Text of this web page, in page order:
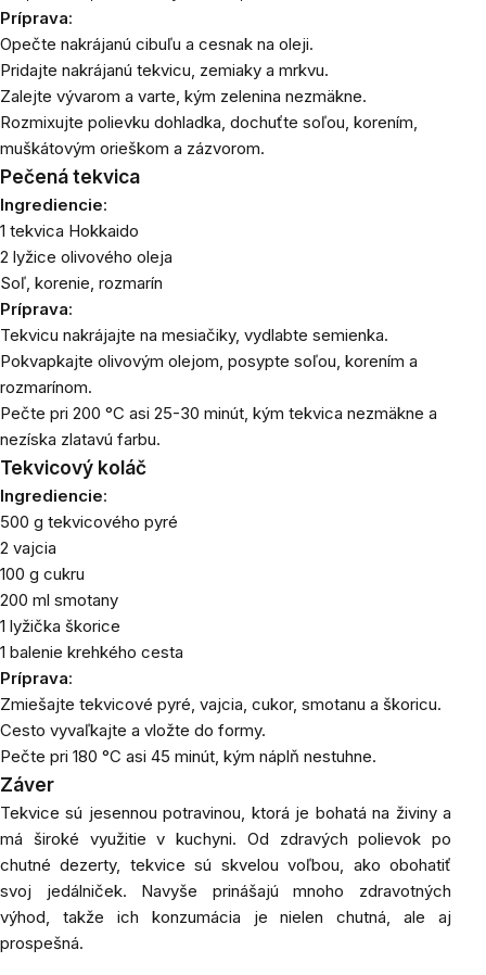
Príprava:
Opečte nakrájanú cibuľu a cesnak na oleji.
Pridajte nakrájanú tekvicu, zemiaky a mrkvu.
Zalejte vývarom a varte, kým zelenina nezmäkne.
Rozmixujte polievku dohladka, dochuťte soľou, korením,
muškátovým orieškom a zázvorom.
Pečená tekvica
Ingrediencie:
1 tekvica Hokkaido
2 lyžice olivového oleja
Soľ, korenie, rozmarín
Príprava:
Tekvicu nakrájajte na mesiačiky, vydlabte semienka.
Pokvapkajte olivovým olejom, posypte soľou, korením a
rozmarínom.
Pečte pri 200 °C asi 25-30 minút, kým tekvica nezmäkne a
nezíska zlatavú farbu.
Tekvicový koláč
Ingrediencie:
500 g tekvicového pyré
2 vajcia
100 g cukru
200 ml smotany
1 lyžička škorice
1 balenie krehkého cesta
Príprava:
Zmiešajte tekvicové pyré, vajcia, cukor, smotanu a škoricu.
Cesto vyvaľkajte a vložte do formy.
Pečte pri 180 °C asi 45 minút, kým náplň nestuhne.
Záver
Tekvice sú jesennou potravinou, ktorá je bohatá na živiny a
má široké využitie v kuchyni. Od zdravých polievok po
chutné dezerty, tekvice sú skvelou voľbou, ako obohatiť
svoj jedálniček. Navyše prinášajú mnoho zdravotných
výhod, takže ich konzumácia je nielen chutná, ale aj
prospešná.